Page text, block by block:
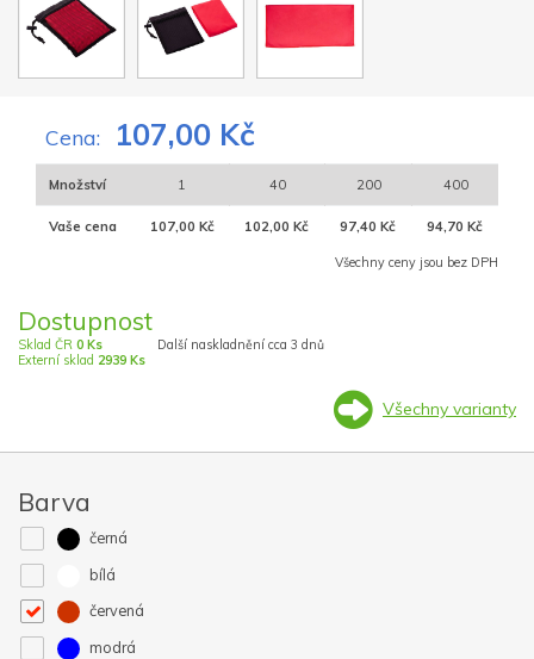
Cena: 107,00 Kč
Množství 1 40 200 400
Vaše cena 107,00 Kč 102,00 Kč 97,40 Kč 94,70 Kč
Všechny ceny jsou bez DPH
Dostupnost
Sklad ČR 0 Ks
Externí sklad 2939 Ks
Další naskladnění cca 3 dnů
Všechny varianty
Barva
černá
bílá
červená
modrá